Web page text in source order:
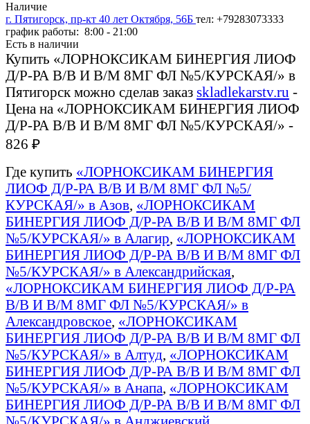
Наличие
г. Пятигорск, пр-кт 40 лет Октября, 56Б тел: +79283073333
график работы: 8:00 - 21:00
Есть в наличии
Купить «ЛОРНОКСИКАМ БИНЕРГИЯ ЛИОФ
Д/Р-РА В/В И В/М 8МГ ФЛ №5/КУРСКАЯ/» в
Пятигорск можно сделав заказ skladlekarstv.ru -
Цена на «ЛОРНОКСИКАМ БИНЕРГИЯ ЛИОФ
Д/Р-РА В/В И В/М 8МГ ФЛ №5/КУРСКАЯ/» -
826 ₽
Где купить «ЛОРНОКСИКАМ БИНЕРГИЯ
ЛИОФ Д/Р-РА В/В И В/М 8МГ ФЛ №5/
КУРСКАЯ/» в Азов, «ЛОРНОКСИКАМ
БИНЕРГИЯ ЛИОФ Д/Р-РА В/В И В/М 8МГ ФЛ
№5/КУРСКАЯ/» в Алагир, «ЛОРНОКСИКАМ
БИНЕРГИЯ ЛИОФ Д/Р-РА В/В И В/М 8МГ ФЛ
№5/КУРСКАЯ/» в Александрийская,
«ЛОРНОКСИКАМ БИНЕРГИЯ ЛИОФ Д/Р-РА
В/В И В/М 8МГ ФЛ №5/КУРСКАЯ/» в
Александровское, «ЛОРНОКСИКАМ
БИНЕРГИЯ ЛИОФ Д/Р-РА В/В И В/М 8МГ ФЛ
№5/КУРСКАЯ/» в Алтуд, «ЛОРНОКСИКАМ
БИНЕРГИЯ ЛИОФ Д/Р-РА В/В И В/М 8МГ ФЛ
№5/КУРСКАЯ/» в Анапа, «ЛОРНОКСИКАМ
БИНЕРГИЯ ЛИОФ Д/Р-РА В/В И В/М 8МГ ФЛ